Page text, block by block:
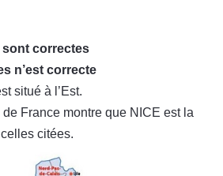
correctes
n’est correcte
situé à l’Est.
de France montre que NICE est la
citées.